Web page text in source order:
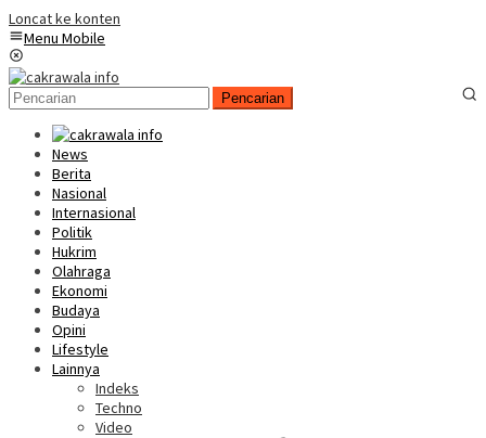
Loncat ke konten
Menu Mobile
Pencarian
News
Berita
Nasional
Internasional
Politik
Hukrim
Olahraga
Ekonomi
Budaya
Opini
Lifestyle
Lainnya
Indeks
Techno
Video